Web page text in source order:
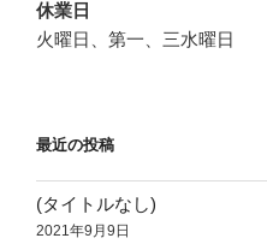
休業日
火曜日、第一、三水曜日
最近の投稿
(タイトルなし)
2021年9月9日